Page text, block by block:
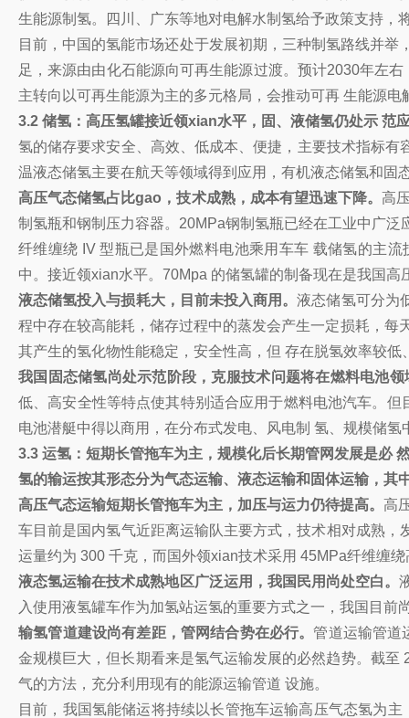
生能源制氢。四川、广东等地对电解水制氢给予政策支持，
目前，中国的氢能市场还处于发展初期，三种制氢路线并
足，来源由由化石能源向可再生能源过渡。预计2030年左
主转向以可再生能源为主的多元格局，会推动可再 生能源
3.2 储氢：高压氢罐接近领xian水平，固、液储氢仍处示 范
氢的储存要求安全、高效、低成本、便捷，主要技术指标
温液态储氢主要在航天等领域得到应用，有机液态储氢和固
高压气态储氢占比gao，技术成熟，成本有望迅速下降。高
制氢瓶和钢制压力容器。20MPa钢制氢瓶已经在工业中广
纤维缠绕 IV 型瓶已是国外燃料电池乘用车车 载储氢的主
中。接近领xian水平。70Mpa 的储氢罐的制备现在是我国
液态储氢投入与损耗大，目前未投入商用。液态储氢可分为
程中存在较高能耗，储存过程中的蒸发会产生一定损耗，
其产生的氢化物性能稳定，安全性高，但 存在脱氢效率较
我国固态储氢尚处示范阶段，克服技术问题将在燃料电池领
低、高安全性等特点使其特别适合应用于燃料电池汽车。
电池潜艇中得以商用，在分布式发电、风电制 氢、规模储
3.3 运氢：短期长管拖车为主，规模化后长期管网发展是必
氢的输运按其形态分为气态运输、液态运输和固体运输，其
高压气态运输短期长管拖车为主，加压与运力仍待提高。 高
车目前是国内氢气近距离运输队主要方式，技术相对成熟
运量约为 300 千克，而国外领xian技术采用 45MPa纤维缠
液态氢运输在技术成熟地区广泛运用，我国民用尚处空白。
入使用液氢罐车作为加氢站运氢的重要方式之一，我国目
输氢管道建设尚有差距，管网结合势在必行。管道运输管道
金规模巨大，但长期看来是氢气运输发展的必然趋势。截
气的方法，充分利用现有的能源运输管道 设施。
目前，我国氢能储运将持续以长管拖车运输高压气态氢为